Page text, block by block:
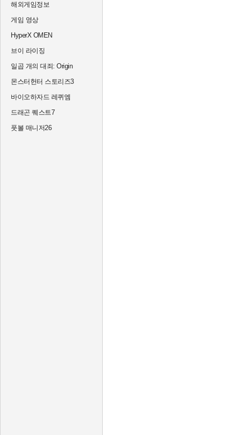
해외게임정보
게임 영상
HyperX OMEN
브이 라이징
일곱 개의 대죄: Origin
몬스터헌터 스토리즈3
바이오하자드 레퀴엠
드래곤 퀘스트7
풋볼 매니저26